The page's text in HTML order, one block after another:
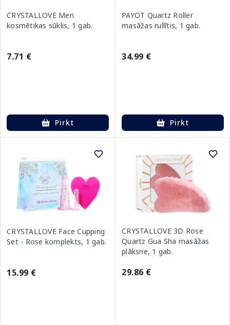
CRYSTALLOVE Men
kosmētikas sūklis, 1 gab.
7.71 €
Pirkt
PAYOT Quartz Roller
masāžas rullītis, 1 gab.
34.99 €
Pirkt
CRYSTALLOVE Face Cupping
Set - Rose komplekts, 1 gab.
15.99 €
CRYSTALLOVE 3D Rose
Quartz Gua Sha masāžas
plāksne, 1 gab.
29.86 €